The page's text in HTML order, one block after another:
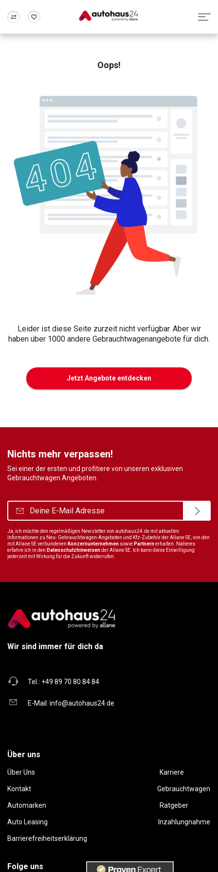
Rund um die Inzahlungnahme
Oops!
Leider ist diese Seite zurzeit nicht verfügbar. Aber wir
haben über 1000 andere Gebrauchtwagenangebote für dich.
Jetzt Angebote entdecken
Nichts mehr verpassen!
Sei einer der ersten und profitiere von unseren exklusiven
Gebrauchtwagen Angeboten.
Ja, ich möchte den regelmäßigen Newsletter von autohaus24.de mit aktuellen
Informationen zu Neu- Gebrauchtwagen-Angeboten und Kfz-Zubehör der Allane SE, von den
mit Allane SE verbundenen Konzernunternehmen sowie Partnernerhalten. Näheres
erfahre ich in den Datenschutzhinweisender Allane SE. Ich kann diese Einwilligung
jederzeit mit Wirkung für die Zukunft widerrufen.
Wir sind immer für dich da
Tel.: +49 89 70 80 84 84
E-Mail: info@autohaus24.de
Über uns
Über Uns Karriere
Kontakt Gebrauchtwagen
Automarken Ratgeber
Auto Leasing Inzahlungnahme
Barrierefreiheitserklärung
Folge uns